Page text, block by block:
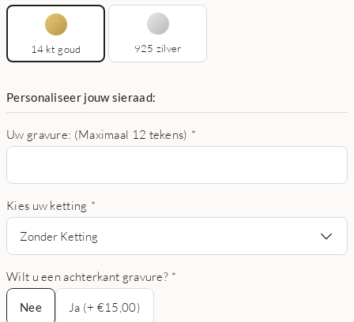
14 kt goud 925 zilver
Personaliseer jouw sieraad:
Uw gravure: (Maximaal 12 tekens) *
Kies uw ketting *
Zonder Ketting
Wilt u een achterkant gravure? *
Nee
Nee
Ja (+ €15,00)